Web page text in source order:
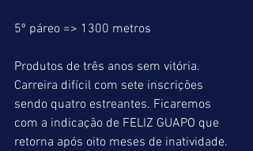
5º páreo => 1300 metros
Produtos de três anos sem vitória.
Carreira difícil com sete inscrições
sendo quatro estreantes. Ficaremos
com a indicação de FELIZ GUAPO que
retorna após oito meses de inatividade.